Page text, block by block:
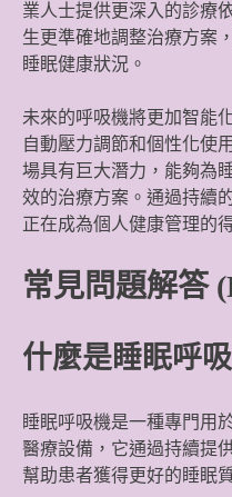
業人士提供更深入的診療
生更準確地調整治療方案
睡眠健康狀況。
未來的呼吸機將更加智能
自動壓力調節和個性化使
場具有巨大潛力，能夠為
效的治療方案。通過持續
正在成為個人健康管理的
常見問題解答
什麼是睡眠呼
睡眠呼吸機是一種專門用
醫療設備，它通過持續提
幫助患者獲得更好的睡眠